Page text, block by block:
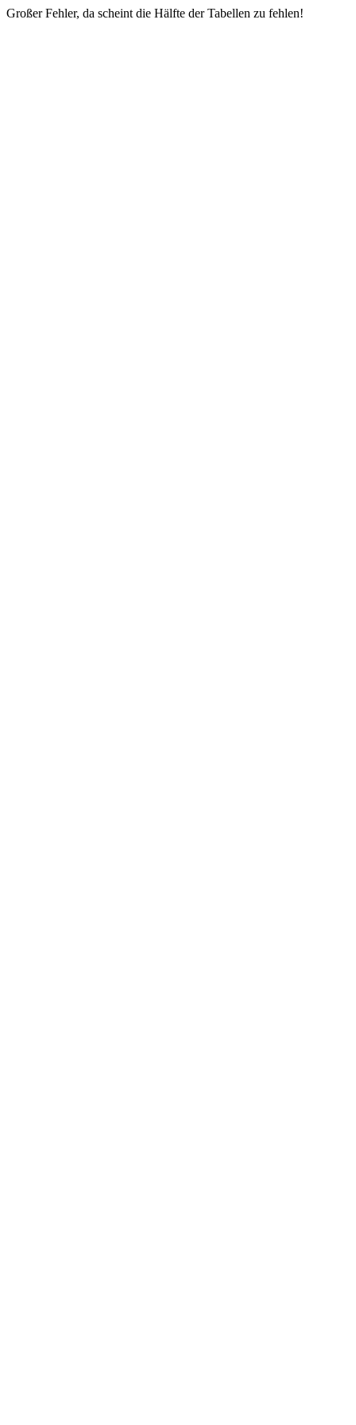
Großer Fehler, da scheint die Hälfte der Tabellen zu fehlen!